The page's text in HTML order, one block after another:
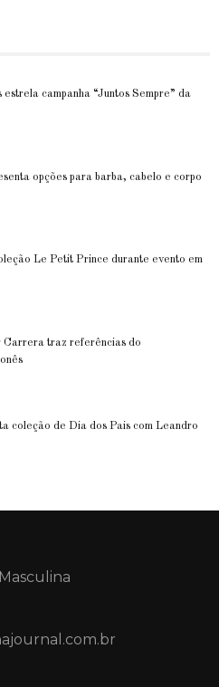
campanha “Juntos Sempre” da
opções para barba, cabelo e corpo
Le Petit Prince durante evento em
Carrera traz referências do
coleção de Dia dos Pais com Leandro